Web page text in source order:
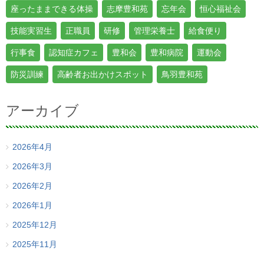
座ったままできる体操 志摩豊和苑 忘年会 恒心福祉会
技能実習生 正職員 研修 管理栄養士 給食便り
行事食 認知症カフェ 豊和会 豊和病院 運動会
防災訓練 高齢者お出かけスポット 鳥羽豊和苑
アーカイブ
2026年4月
2026年3月
2026年2月
2026年1月
2025年12月
2025年11月